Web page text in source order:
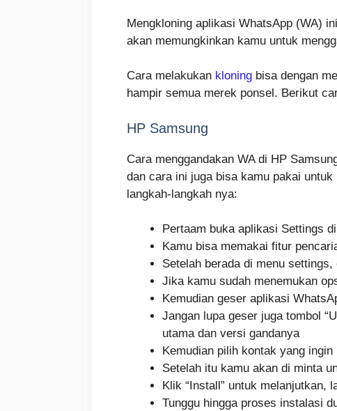
Mengkloning aplikasi WhatsApp (WA)
akan memungkinkan kamu untuk
Cara melakukan kloning bisa dengan
hampir semua merek ponsel. Berikut
HP Samsung
Cara menggandakan WA di HP
dan cara ini juga bisa kamu pakai
langkah-langkah nya:
Pertaam buka aplikasi Settings
Kamu bisa memakai fitur
Setelah berada di menu
Jika kamu sudah menemukan
Kemudian geser aplikasi
Jangan lupa geser juga tombol
utama dan versi gandanya
Kemudian pilih kontak yang
Setelah itu kamu akan di minta
Klik “Install” untuk melanjutkan,
Tunggu hingga proses instalasi